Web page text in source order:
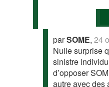
parSOME,24
Nulle surprise
sinistre
d’opposer
autre avec des